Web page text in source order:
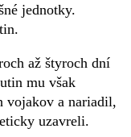
jednotky.
až štyroch dní
mu však
vojakov a nariadil,
uzavreli.